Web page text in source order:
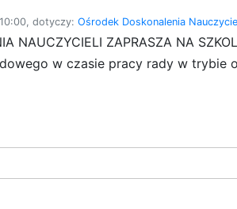
dotyczy: Ośrodek Doskonalenia
NAUCZYCIELI ZAPRASZA NA
w czasie pracy rady w trybie